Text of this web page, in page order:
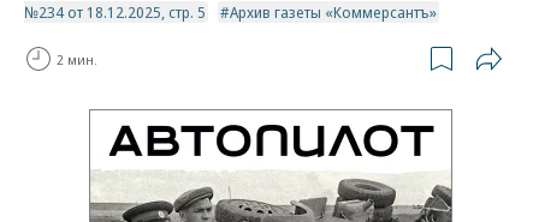
№234 от 18.12.2025, стр. 5
Архив газеты «Коммерсантъ»
2 мин.